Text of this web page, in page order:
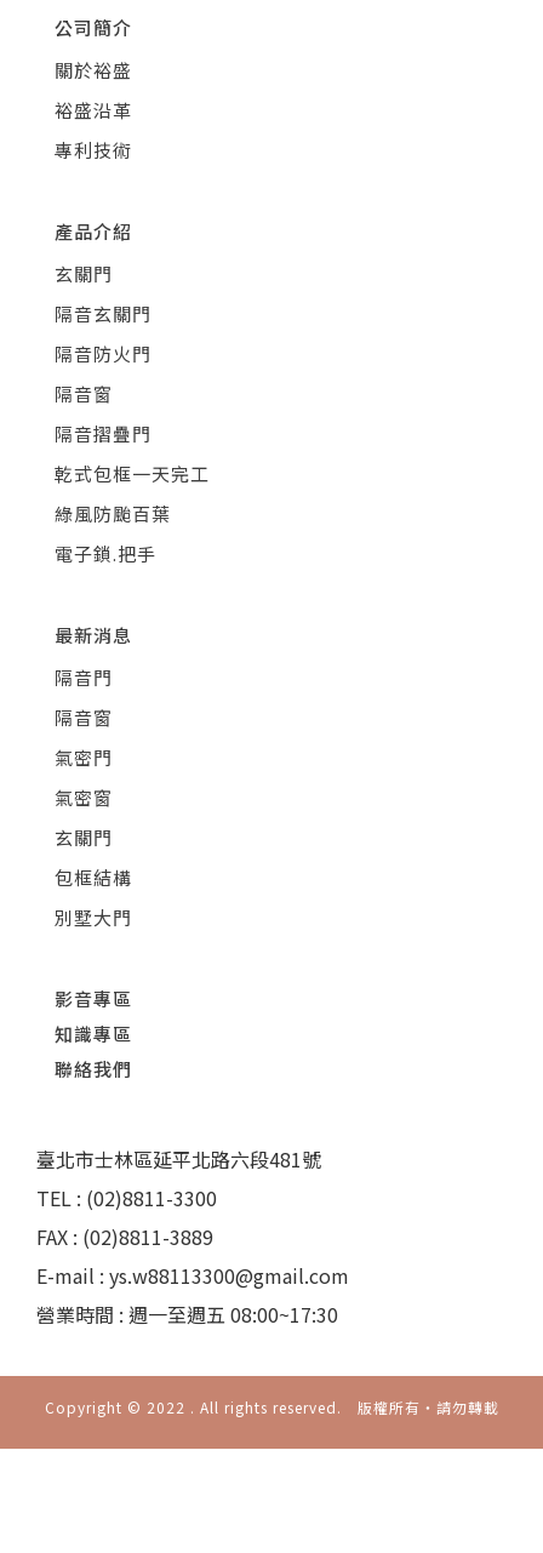
公司簡介
關於裕盛
裕盛沿革
專利技術
產品介紹
玄關門
隔音玄關門
隔音防火門
隔音窗
隔音摺疊門
乾式包框一天完工
綠風防颱百葉
電子鎖.把手
最新消息
隔音門
隔音窗
氣密門
氣密窗
玄關門
包框結構
別墅大門
影音專區
知識專區
聯絡我們
臺北市士林區延平北路六段481號
TEL : (02)8811-3300
FAX : (02)8811-3889
E-mail : ys.w88113300@gmail.com
營業時間 : 週一至週五 08:00~17:30
Copyright © 2022 . All rights reserved. 版權所有‧請勿轉載